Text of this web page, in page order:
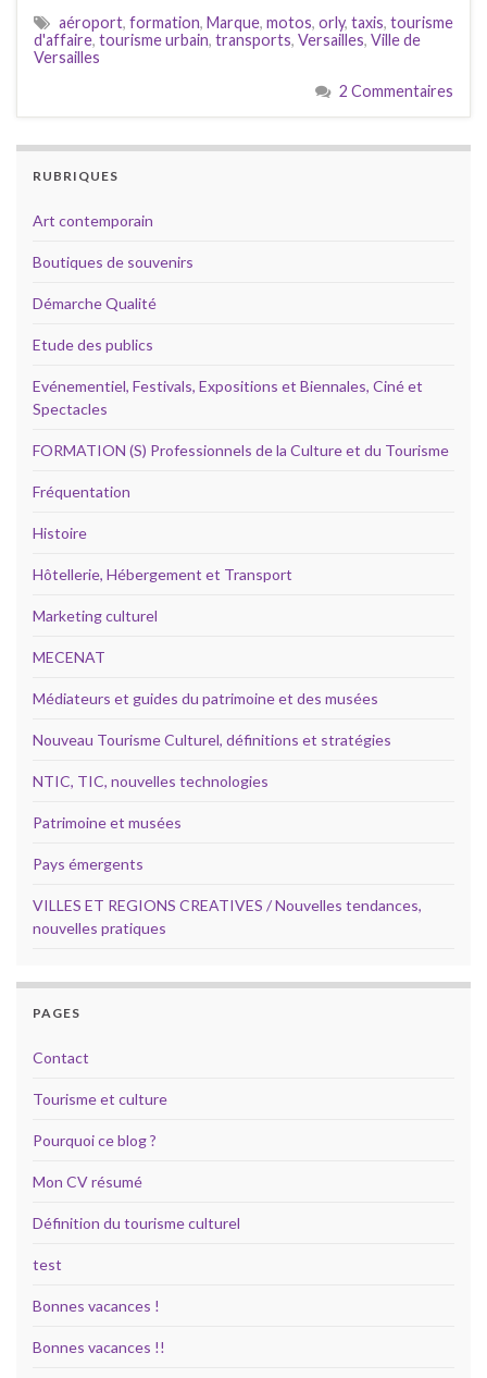
aéroport, formation, Marque, motos, orly, taxis, tourisme
d'affaire, tourisme urbain, transports, Versailles, Ville de
Versailles
2 Commentaires
RUBRIQUES
Art contemporain
Boutiques de souvenirs
Démarche Qualité
Etude des publics
Evénementiel, Festivals, Expositions et Biennales, Ciné et
Spectacles
FORMATION (S) Professionnels de la Culture et du Tourisme
Fréquentation
Histoire
Hôtellerie, Hébergement et Transport
Marketing culturel
MECENAT
Médiateurs et guides du patrimoine et des musées
Nouveau Tourisme Culturel, définitions et stratégies
NTIC, TIC, nouvelles technologies
Patrimoine et musées
Pays émergents
VILLES ET REGIONS CREATIVES / Nouvelles tendances,
nouvelles pratiques
PAGES
Contact
Tourisme et culture
Pourquoi ce blog ?
Mon CV résumé
Définition du tourisme culturel
test
Bonnes vacances !
Bonnes vacances !!